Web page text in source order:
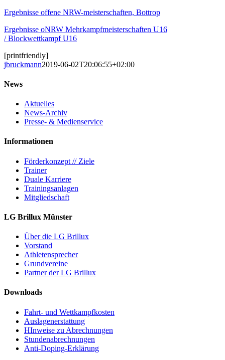
Ergebnisse offene NRW-meisterschaften, Bottrop
Ergebnisse oNRW Mehrkampfmeisterschaften U16
/ Blockwettkampf U16
[printfriendly]
jbruckmann2019-06-02T20:06:55+02:00
News
Aktuelles
News-Archiv
Presse- & Medienservice
Informationen
Förderkonzept // Ziele
Trainer
Duale Karriere
Trainingsanlagen
Mitgliedschaft
LG Brillux Münster
Über die LG Brillux
Vorstand
Athletensprecher
Grundvereine
Partner der LG Brillux
Downloads
Fahrt- und Wettkampfkosten
Auslagenerstattung
HInweise zu Abrechnungen
Stundenabrechnungen
Anti-Doping-Erklärung